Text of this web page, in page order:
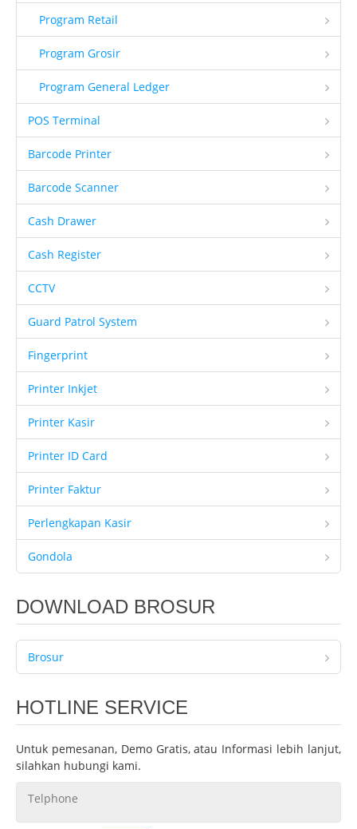
Program Retail
Program Grosir
Program General Ledger
POS Terminal
Barcode Printer
Barcode Scanner
Cash Drawer
Cash Register
CCTV
Guard Patrol System
Fingerprint
Printer Inkjet
Printer Kasir
Printer ID Card
Printer Faktur
Perlengkapan Kasir
Gondola
DOWNLOAD BROSUR
Brosur
HOTLINE SERVICE
Untuk pemesanan, Demo Gratis, atau Informasi lebih lanjut,
silahkan hubungi kami.
Telphone